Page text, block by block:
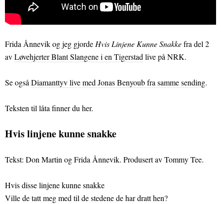
Frida Ånnevik og jeg gjorde Hvis Linjene Kunne Snakkefra del 2
avLøvehjerter Blant Slangene i en Tigerstad live på NRK.
Se også Diamanttyv live med Jonas Benyoub fra samme sending.
Teksten til låta finner du her.
Hvis linjene kunne snakke
Tekst: Don Martin og Frida Ånnevik. Produsert av Tommy Tee.
Hvis disse linjene kunne snakke
Ville de tatt meg med til de stedene de har dratt hen?